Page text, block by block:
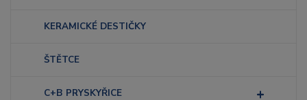
KERAMICKÉ DESTIČKY
ŠTĚTCE
C+B PRYSKYŘICE